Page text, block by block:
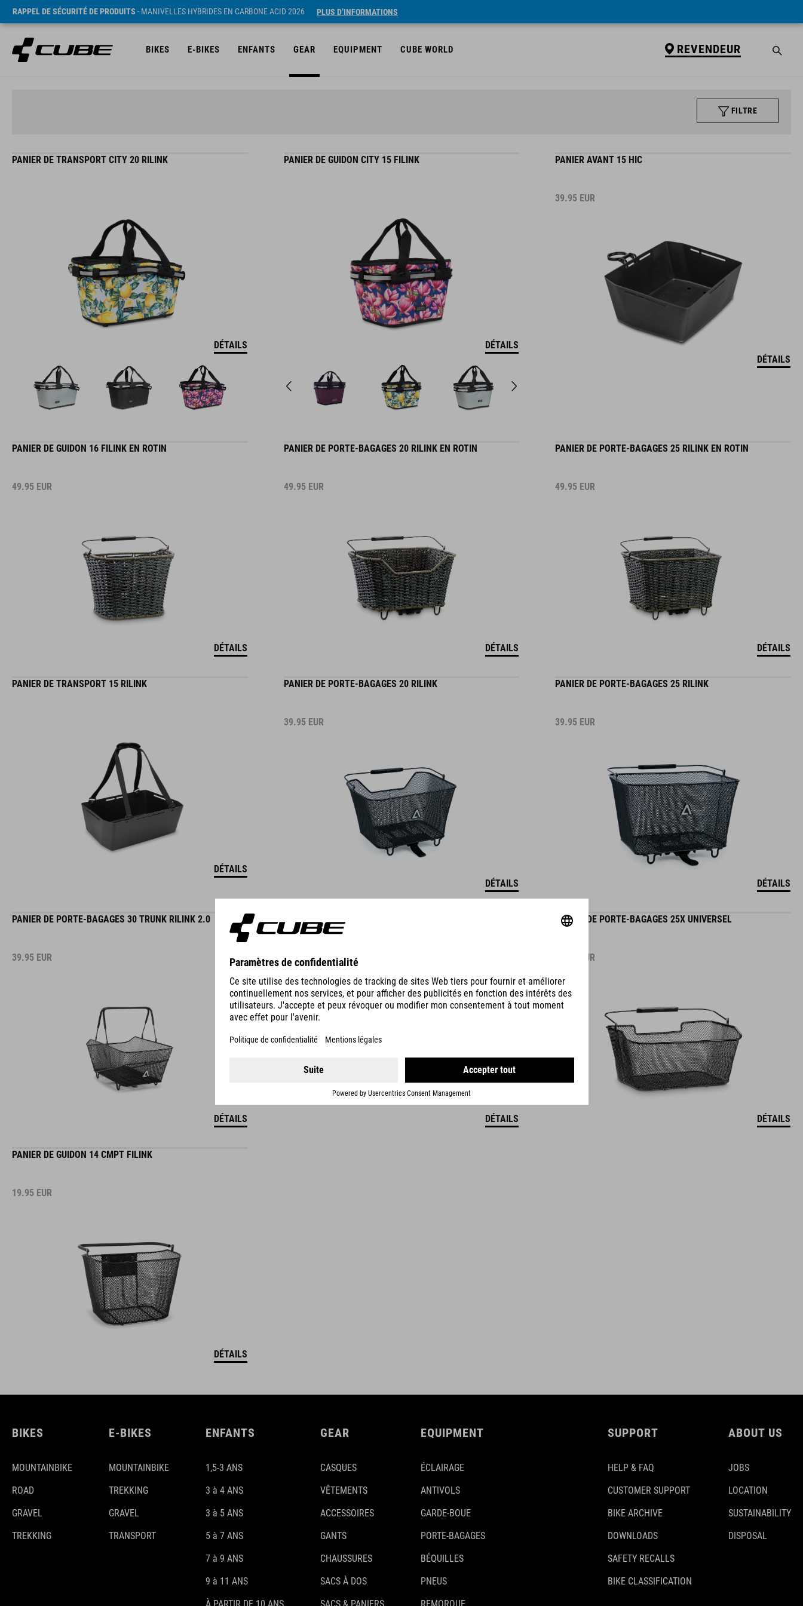
RAPPEL DE SÉCURITÉ DE PRODUITS - MANIVELLES HYBRIDES EN CARBONE ACID 2026 PLUS D’INFORMATIONS
BIKES E-BIKES ENFANTS GEAR EQUIPMENT CUBE WORLD REVENDEUR
FILTRE
PANIER DE TRANSPORT CITY 20 RILINK
DÉTAILS
PANIER DE GUIDON CITY 15 FILINK
DÉTAILS
PANIER AVANT 15 HIC
39.95 EUR
DÉTAILS
PANIER DE GUIDON 16 FILINK EN ROTIN
49.95 EUR
DÉTAILS
PANIER DE PORTE-BAGAGES 20 RILINK EN ROTIN
49.95 EUR
DÉTAILS
PANIER DE PORTE-BAGAGES 25 RILINK EN ROTIN
49.95 EUR
DÉTAILS
PANIER DE TRANSPORT 15 RILINK
DÉTAILS
PANIER DE PORTE-BAGAGES 20 RILINK
39.95 EUR
DÉTAILS
PANIER DE PORTE-BAGAGES 25 RILINK
39.95 EUR
DÉTAILS
PANIER DE PORTE-BAGAGES 30 TRUNK RILINK 2.0
39.95 EUR
DÉTAILS
29.95 EUR
DÉTAILS
PANIER DE PORTE-BAGAGES 25X UNIVERSEL
EUR
DÉTAILS
PANIER DE GUIDON 14 CMPT FILINK
19.95 EUR
DÉTAILS
BIKES
MOUNTAINBIKE
ROAD
GRAVEL
TREKKING
E-BIKES
MOUNTAINBIKE
TREKKING
GRAVEL
TRANSPORT
ENFANTS
1,5-3 ANS
3 à 4 ANS
3 à 5 ANS
5 à 7 ANS
7 à 9 ANS
9 à 11 ANS
À PARTIR DE 10 ANS
GEAR
CASQUES
VÊTEMENTS
ACCESSOIRES
GANTS
CHAUSSURES
SACS À DOS
SACS & PANIERS
EQUIPMENT
ÉCLAIRAGE
ANTIVOLS
GARDE-BOUE
PORTE-BAGAGES
BÉQUILLES
PNEUS
REMORQUE
SUPPORT
HELP & FAQ
CUSTOMER SUPPORT
BIKE ARCHIVE
DOWNLOADS
SAFETY RECALLS
BIKE CLASSIFICATION
ABOUT US
JOBS
LOCATION
SUSTAINABILITY
DISPOSAL